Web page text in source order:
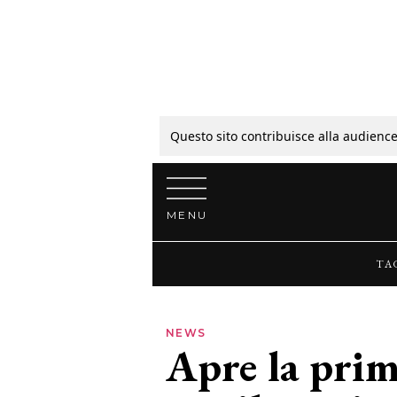
Questo sito contribuisce alla
Vai al contenuto
MENU
NEWS
Apre la